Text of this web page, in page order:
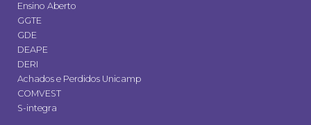
Ensino Aberto
GGTE
GDE
DEAPE
DERI
Achados e Perdidos Unicamp
COMVEST
S-integra